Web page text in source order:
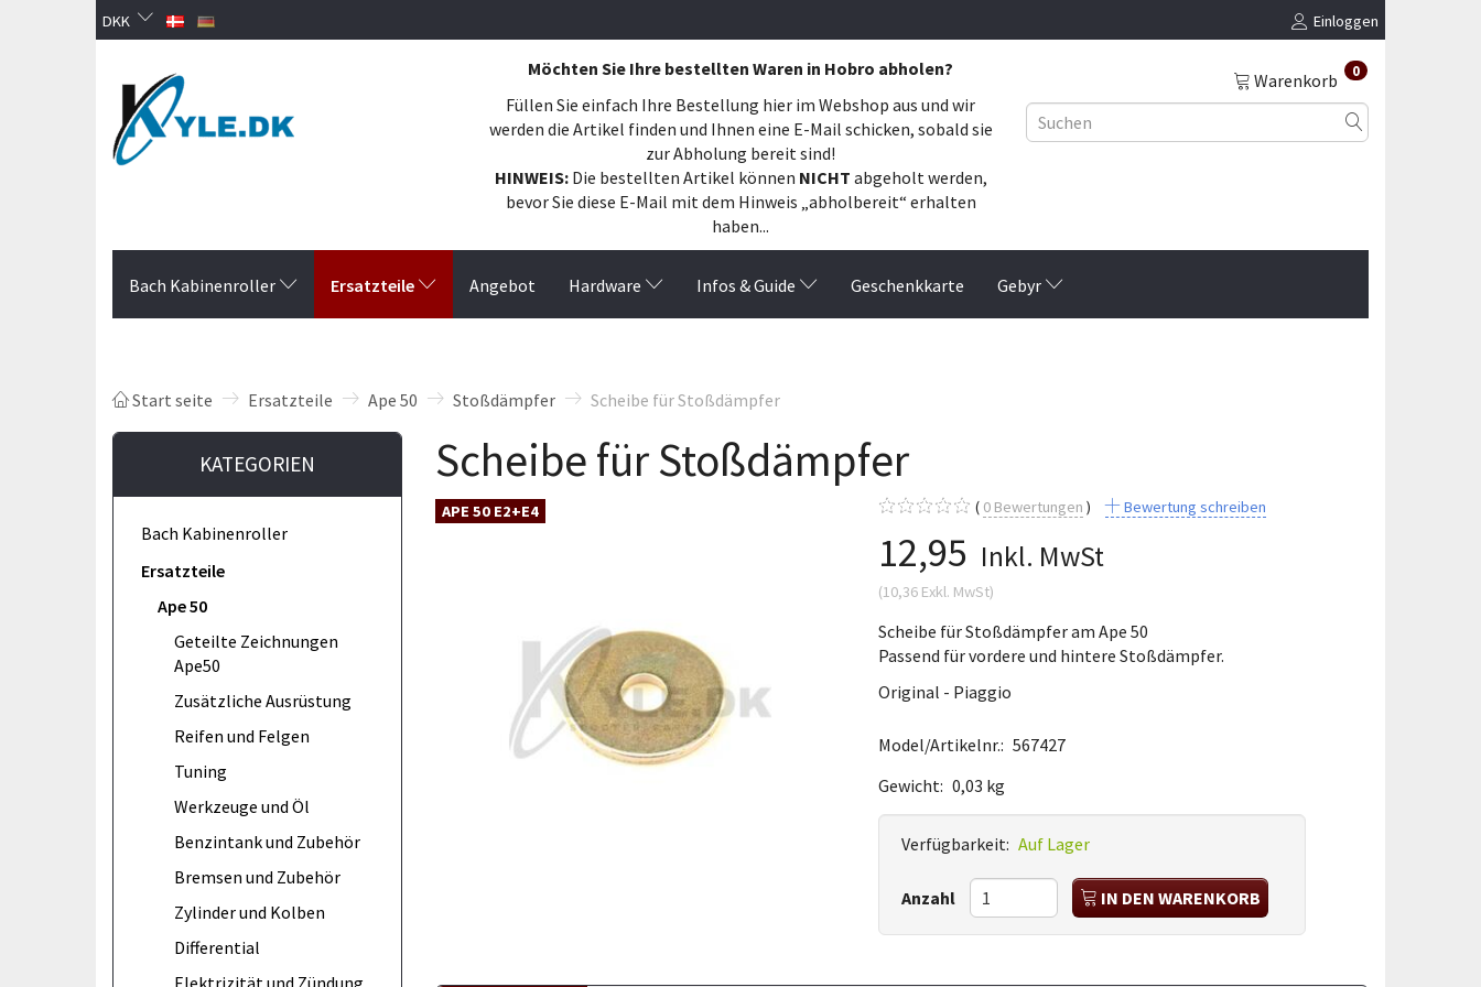
DKK Einloggen
Möchten Sie Ihre bestellten Waren in Hobro abholen?
Füllen Sie einfach Ihre Bestellung hier im Webshop aus und wir
werden die Artikel finden und Ihnen eine E-Mail schicken, sobald sie
zur Abholung bereit sind!
HINWEIS:Die bestellten Artikel können NICHT abgeholt werden,
bevor Sie diese E-Mail mit dem Hinweis „abholbereit“ erhalten
haben...
Warenkorb 0
Bach Kabinenroller Ersatzteile Angebot Hardware Infos & Guide Geschenkkarte Gebyr
Start seite Ersatzteile Ape 50 Stoßdämpfer Scheibe für Stoßdämpfer
KATEGORIEN
Bach Kabinenroller
Ersatzteile
Ape 50
Geteilte Zeichnungen
Ape50
Zusätzliche Ausrüstung
Reifen und Felgen
Tuning
Werkzeuge und Öl
Benzintank und Zubehör
Bremsen und Zubehör
Zylinder und Kolben
Differential
Elektrizität und Zündung
Scheibe für Stoßdämpfer
APE 50 E2+E4 0Bewertungen Bewertung schreiben
12,95 Inkl. MwSt
(10,36Exkl. MwSt)
Scheibe für Stoßdämpfer am Ape 50
Passend für vordere und hintere Stoßdämpfer.
Original - Piaggio
Model/Artikelnr.: 567427
Gewicht: 0,03 kg
Verfügbarkeit: Auf Lager
Anzahl IN DEN WARENKORB